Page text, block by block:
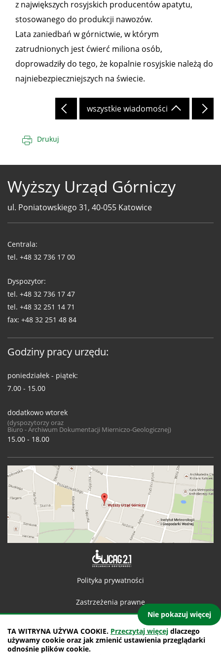
TA WITRYNA UŻYWA COOKIE. Przeczytaj więcej dlaczego
używamy cookie oraz jak zmienić ustawienia przeglądarki
odnośnie plików cookie.
Nie pokazuj więcej
z największych rosyjskich producentów apatytu,
stosowanego do produkcji nawozów.
Lata zaniedbań w górnictwie, w którym
zatrudnionych jest ćwierć miliona osób,
doprowadziły do tego, że kopalnie rosyjskie należą do
najniebezpieczniejszych na świecie.
wszystkie wiadomości
Drukuj
Wyższy Urząd Górniczy
ul. Poniatowskiego 31, 40-055 Katowice
WUG
Centrala:
tel. +48 32 736 17 00
Dyspozytor:
tel. +48 32 736 17 47
tel. +48 32 251 14 71
fax: +48 32 251 48 84
Godziny pracy urzędu:
poniedziałek - piątek:
7.00 - 15.00
dodatkowo wtorek
(dyspozytorzy oraz
Biuro - Archiwum Dokumentacji Mierniczo-Geologicznej)
15.00 - 18.00
Polityka prywatności
Zastrzeżenia prawne
Mapa witryny